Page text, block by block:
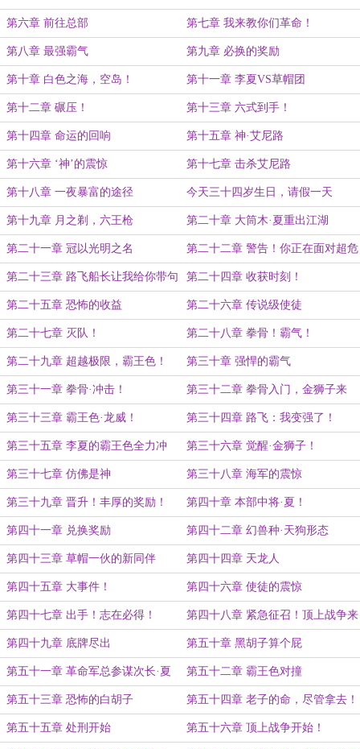
第六章 前往总部 第七章 我来教你们革命！
第八章 最强霸气 第九章 必换的奖励
第十章 白色之海，空岛！ 第十一章 李夏VS草帽团
第十二章 碾压！ 第十三章 六式到手！
第十四章 命运的回响 第十五章 神·艾尼路
第十六章 ‘神’的震惊 第十七章 击杀艾尼路
第十八章 一夜暴富的途径 今天三十四岁生日，请假一天
第十九章 月之剃，六王枪 第二十章 大筒木·夏重出江湖
第二十一章 冠以光明之名 第二十二章 警告！你正在面对超危
险单位！
第二十三章 路飞船长让我给你带句
话
第二十四章 收获时刻！
第二十五章 恐怖的收益 第二十六章 传说级使徒
第二十七章 灭队！ 第二十八章 拳骨！霸气！
第二十九章 超越极限，霸王色！
（二合一）
第三十章 强悍的霸气
第三十一章 拳骨·冲击！ 第三十二章 拳骨入门，金狮子来
袭！
第三十三章 霸王色·龙威！ 第三十四章 路飞：我变强了！
第三十五章 李夏的霸王色全力冲
击！
第三十六章 觉醒·金狮子！
第三十七章 仿佛是神 第三十八章 海军的震惊
第三十九章 晋升！丰厚的奖励！ 第四十章 本部中将·夏！
第四十一章 兑换奖励 第四十二章 幻兽种·天狗形态
第四十三章 草帽一伙的新同伴 第四十四章 天龙人
第四十五章 大事件！ 第四十六章 使徒的震惊
第四十七章 出手！志在必得！ 第四十八章 紧急征召！顶上战争来
临
第四十九章 底牌尽出 第五十章 黑胡子算个屁
第五十一章 革命军总参谋次长·夏 第五十二章 霸王色对撞
第五十三章 恐怖的白胡子 第五十四章 老子的命，尽管拿去！
（卡文）
第五十五章 处刑开始 第五十六章 顶上战争开始！